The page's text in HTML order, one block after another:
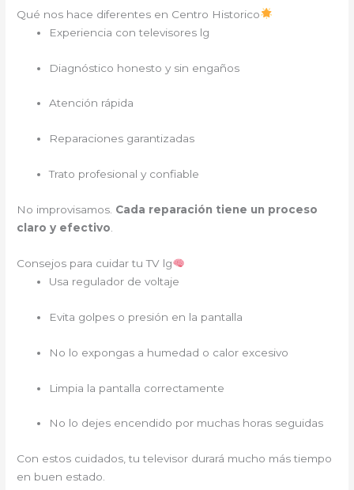
Qué nos hace diferentes en Centro Historico
Experiencia con televisores lg
Diagnóstico honesto y sin engaños
Atención rápida
Reparaciones garantizadas
Trato profesional y confiable
No improvisamos. Cada reparación tiene un proceso
claro y efectivo
Consejos para cuidar tu TV lg
Usa regulador de voltaje
Evita golpes o presión en la pantalla
No lo expongas a humedad o calor excesivo
Limpia la pantalla correctamente
No lo dejes encendido por muchas horas seguidas
Con estos cuidados, tu televisor durará mucho más tiempo
en buen estado.